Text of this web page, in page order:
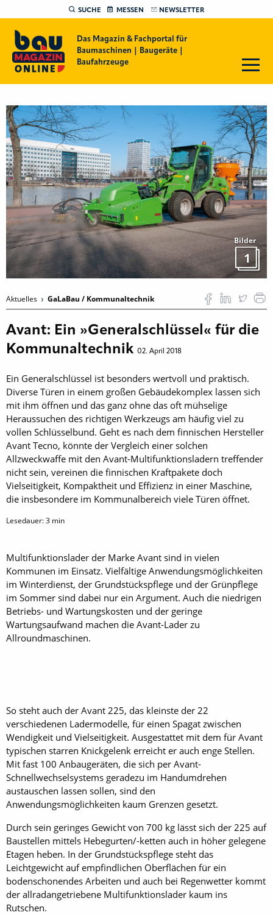
SUCHE MESSEN NEWSLETTER
Das Magazin & Fachportal für
Baumaschinen | Baugeräte |
Baufahrzeuge
Bilder
1
Aktuelles GaLaBau / Kommunaltechnik
Avant: Ein »Generalschlüssel« für die
Kommunaltechnik 02. April 2018
Ein Generalschlüssel ist besonders wertvoll und praktisch.
Diverse Türen in einem großen Gebäudekomplex lassen sich
mit ihm öffnen und das ganz ohne das oft mühselige
Heraussuchen des richtigen Werkzeugs am häufig viel zu
vollen Schlüsselbund. Geht es nach dem finnischen Hersteller
Avant Tecno, könnte der Vergleich einer solchen
Allzweckwaffe mit den Avant-Multifunktionsladern treffender
nicht sein, vereinen die ­finnischen Kraftpakete doch
Vielseitigkeit, Kompaktheit und Effizienz in einer Maschine,
die insbesondere im Kommunalbereich viele Türen öffnet.
Lesedauer:3 min
Multifunktionslader der Marke Avant sind in vielen
Kommunen im Einsatz. Vielfältige Anwendungsmöglichkeiten
im Winterdienst, der Grundstückspflege und der Grünpflege
im Sommer sind dabei nur ein Argument. Auch die niedrigen
Betriebs- und Wartungskosten und der geringe
Wartungsaufwand machen die Avant-Lader zu
Allroundmaschinen.
So steht auch der Avant 225, das kleinste der 22
verschiedenen Ladermodelle, für einen Spagat zwischen
Wendigkeit und Vielseitigkeit. Ausgestattet mit dem für Avant
typischen starren Knickgelenk erreicht er auch enge Stellen.
Mit fast 100 Anbaugeräten, die sich per Avant-
Schnellwechselsystems geradezu im Handumdrehen
austauschen lassen sollen, sind den
Anwendungsmöglichkeiten kaum Grenzen gesetzt.
Durch sein geringes Gewicht von 700 kg lässt sich der 225 auf
Baustellen mittels Hebegurten/-ketten auch in höher gelegene
Etagen heben. In der Grundstückspflege steht das
Leichtgewicht auf empfindlichen Oberflächen für ein
bodenschonendes Arbeiten und auch bei Regenwetter kommt
der allradangetriebene Multifunktionslader kaum ins
Rutschen.